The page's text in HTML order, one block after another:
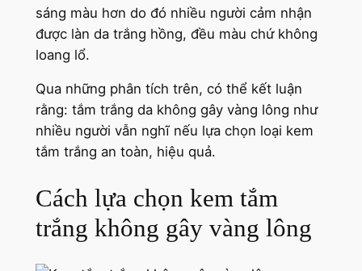
sáng màu hơn do đó nhiều người cảm nhận
được làn da trắng hồng, đều màu chứ không
loang lổ.
Qua những phân tích trên, có thể kết luận
rằng: tắm trắng da không gây vàng lông như
nhiều người vẫn nghĩ nếu lựa chọn loại kem
tắm trắng an toàn, hiệu quả.
Cách lựa chọn kem tắm
trắng không gây vàng lông